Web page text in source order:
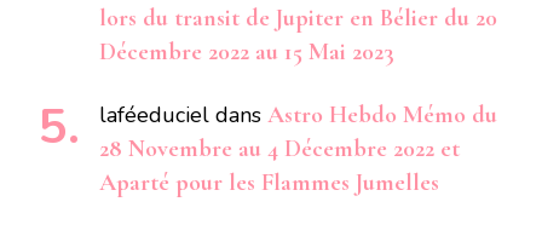
lors du transit de Jupiter en Bélier du 20
Décembre 2022 au 15 Mai 2023
laféeduciel dans Astro Hebdo Mémo du
28 Novembre au 4 Décembre 2022 et
Aparté pour les Flammes Jumelles